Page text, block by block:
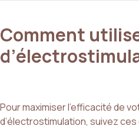
Comment
Pour maximiser l’efficacité de
d’électrostimulation, suivez